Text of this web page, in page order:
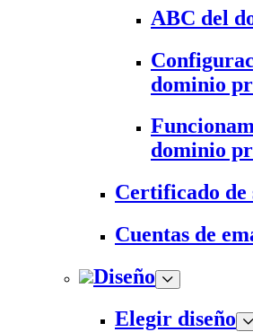
ABC del
dominio
dominio
Certificado de
Cuentas de
Diseño
Elegir diseño